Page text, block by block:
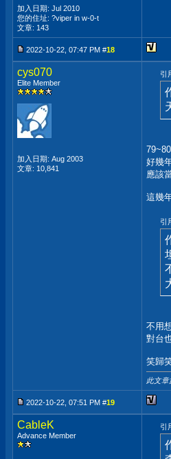
加入日期: Jul 2010
您的住址: ?viper in w-0-t
文章: 143
2022-10-22, 07:47 PM #18
cys070
Elite Member
加入日期: Aug 2003
文章: 10,841
引
好幾
應該
這幾
引
不用
對台
笑歸
此文章
2022-10-22, 07:51 PM #19
CableK
Advance Member
引